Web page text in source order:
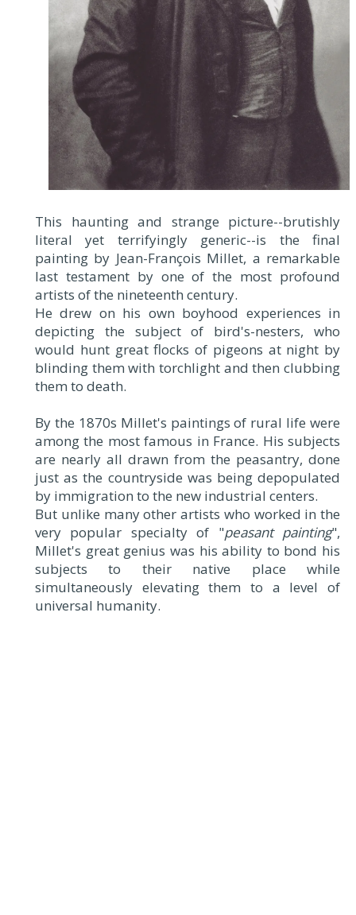
This haunting and strange picture--brutishly
literal yet terrifyingly generic--is the final
painting by Jean-François Millet, a remarkable
last testament by one of the most profound
artists of the nineteenth century.
He drew on his own boyhood experiences in
depicting the subject of bird's-nesters, who
would hunt great flocks of pigeons at night by
blinding them with torchlight and then clubbing
them to death.
By the 1870s Millet's paintings of rural life were
among the most famous in France. His subjects
are nearly all drawn from the peasantry, done
just as the countryside was being depopulated
by immigration to the new industrial centers.
But unlike many other artists who worked in the
very popular specialty of "peasant painting",
Millet's great genius was his ability to bond his
subjects to their native place while
simultaneously elevating them to a level of
universal humanity.